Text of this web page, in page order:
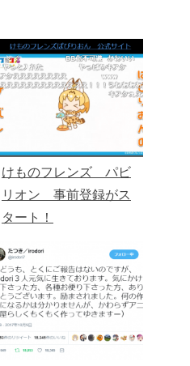
けものフレンズ パビ
リオン 事前登録がス
タート！